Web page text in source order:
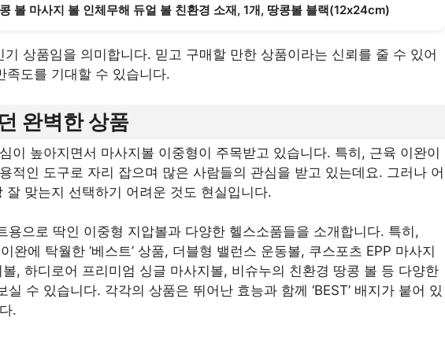
볼 마사지 볼 인체무해 듀얼 볼 친환경 소재, 1개, 땅콩볼 블랙(12x24cm)
기 상품임을 의미합니다. 믿고 구매할 만한 상품이라는 신뢰를 줄 수 있어
족도를 기대할 수 있습니다.
완벽한 상품
이 높아지면서 마사지볼 이중형이 주목받고 있습니다. 특히, 근육 이완이
적인 도구로 자리 잡으며 많은 사람들의 관심을 받고 있는데요. 그러나 어
잘 맞는지 선택하기 어려운 것도 현실입니다.
용으로 딱인 이중형 지압볼과 다양한 헬스소품들을 소개합니다. 특히,
완에 탁월한 ‘베스트’ 상품, 더블형 밸런스 운동볼, 쿠스포츠 EPP 마사지
, 하디로어 프리미엄 싱글 마사지볼, 비슈누의 친환경 땅콩 볼 등 다양한
실 수 있습니다. 각각의 상품은 뛰어난 효능과 함께 ‘BEST’ 배지가 붙어 있
.